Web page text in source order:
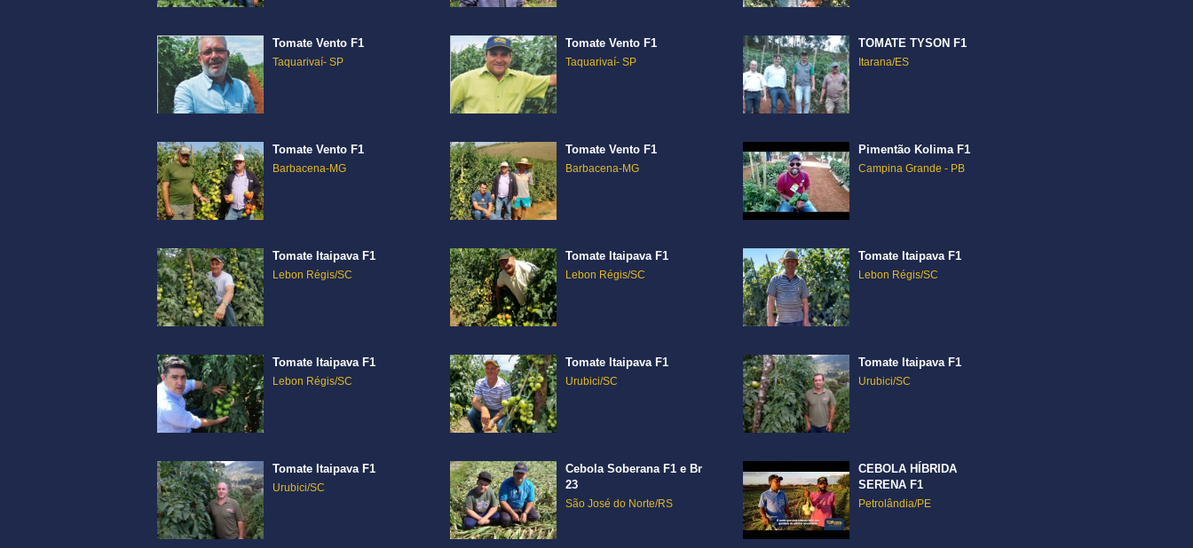
Tomate Vento F1
Taquarivaí- SP
Tomate Vento F1
Taquarivaí- SP
TOMATE TYSON F1
Itarana/ES
Tomate Vento F1
Barbacena-MG
Tomate Vento F1
Barbacena-MG
Pimentão Kolima F1
Campina Grande - PB
Tomate Itaipava F1
Lebon Régis/SC
Tomate Itaipava F1
Lebon Régis/SC
Tomate Itaipava F1
Lebon Régis/SC
Tomate Itaipava F1
Lebon Régis/SC
Tomate Itaipava F1
Urubici/SC
Tomate Itaipava F1
Urubici/SC
Tomate Itaipava F1
Urubici/SC
Cebola Soberana F1 e Br
23
São José do Norte/RS
CEBOLA HÍBRIDA
SERENA F1
Petrolândia/PE